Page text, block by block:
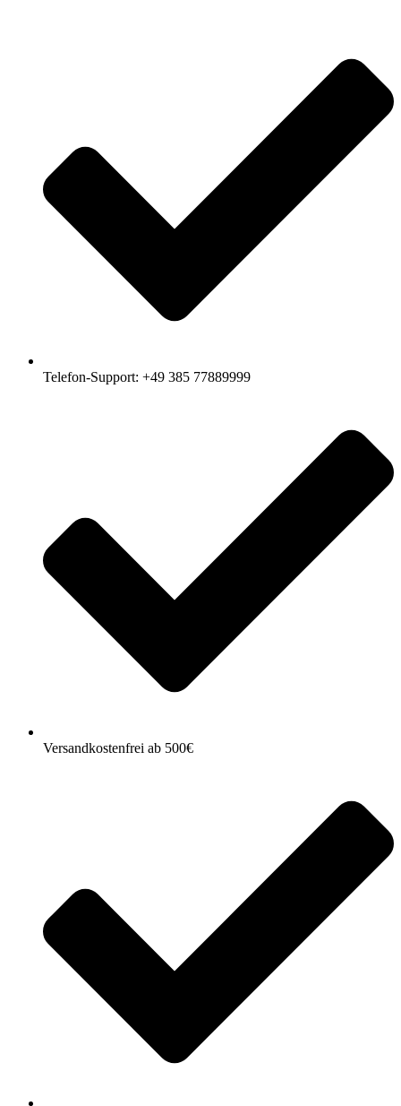
Telefon-Support: +49 385 77889999
Versandkostenfrei ab 500€